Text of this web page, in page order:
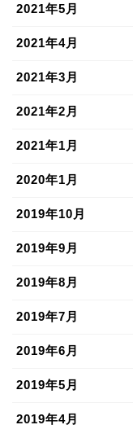
2021年5月
2021年4月
2021年3月
2021年2月
2021年1月
2020年1月
2019年10月
2019年9月
2019年8月
2019年7月
2019年6月
2019年5月
2019年4月